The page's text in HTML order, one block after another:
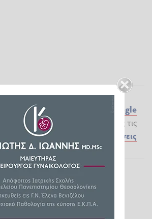
Ακολουθήστε το ilialive.gr στο
Google
Newsκαι μάθετε πρώτοι όλες τις
Ειδήσεις